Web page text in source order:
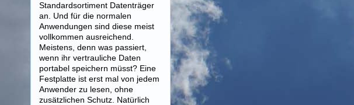
Standardsortiment Datenträger
an. Und für die normalen
Anwendungen sind diese meist
vollkommen ausreichend.
Meistens, denn was passiert,
wenn ihr vertrauliche Daten
portabel speichern müsst? Eine
Festplatte ist erst mal von jedem
Anwender zu lesen, ohne
zusätzlichen Schutz. Natürlich